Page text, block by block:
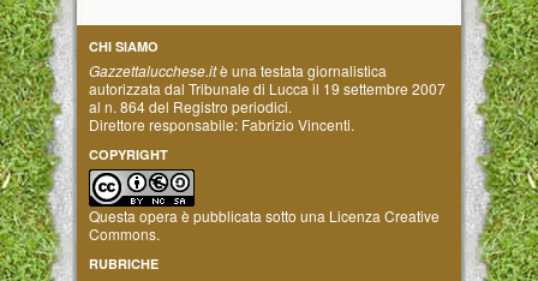
CHI SIAMO
Gazzettalucchese.itè una testata giornalistica
autorizzata dal Tribunale di Lucca il 19 settembre 2007
al n. 864 del Registro periodici.
Direttore responsabile: Fabrizio Vincenti.
COPYRIGHT
Questa opera è pubblicata sotto una Licenza Creative
Commons.
RUBRICHE